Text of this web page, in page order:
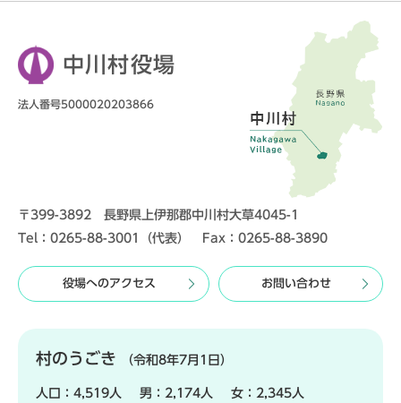
中川村役場
法人番号5000020203866
〒399-3892 長野県上伊那郡中川村大草4045-1
Tel：0265-88-3001（代表） Fax：0265-88-3890
役場へのアクセス お問い合わせ
村のうごき （令和8年7月1日）
人口： 4,519人 男： 2,174人 女： 2,345人